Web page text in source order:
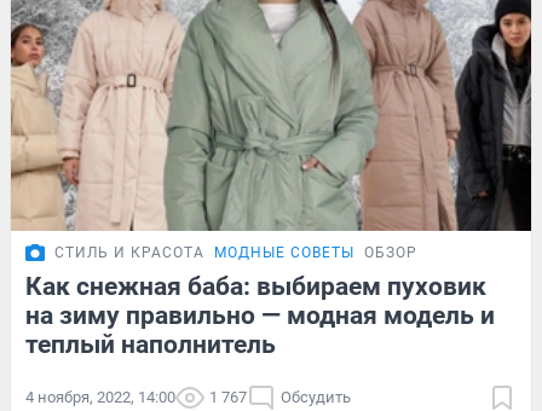
СТИЛЬ И КРАСОТА МОДНЫЕ СОВЕТЫ ОБЗОР
Как снежная баба: выбираем пуховик
на зиму правильно — модная модель и
теплый наполнитель
4 ноября, 2022, 14:00 1 767 Обсудить